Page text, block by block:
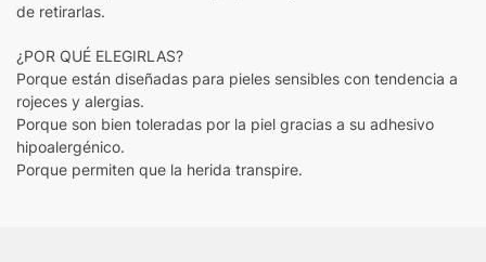
de retirarlas.
¿POR QUÉ ELEGIRLAS?
Porque están diseñadas para pieles sensibles con tendencia a
rojeces y alergias.
Porque son bien toleradas por la piel gracias a su adhesivo
hipoalergénico.
Porque permiten que la herida transpire.